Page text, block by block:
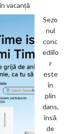
vacanță
Sezo
nul
conc
ediilo
r
este
în
plin
dans,
însă
de